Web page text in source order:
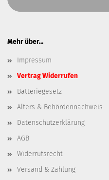
Mehr über...
Impressum
Vertrag Widerrufen
Batteriegesetz
Alters & Behördennachweis
Datenschutzerklärung
AGB
Widerrufsrecht
Versand & Zahlung